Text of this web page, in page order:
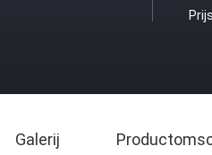
Galerij